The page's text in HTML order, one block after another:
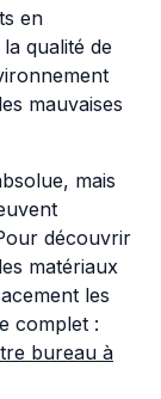
en
qualité de
mauvaises
mais
découvrir
matériaux
les
complet :
bureau à